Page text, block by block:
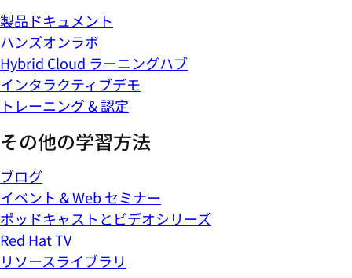
製品ドキュメント
ハンズオンラボ
Hybrid Cloud ラーニングハブ
インタラクティブデモ
トレーニング & 認定
その他の学習方法
ブログ
イベント & Web セミナー
ポッドキャストとビデオシリーズ
Red Hat TV
リソースライブラリ